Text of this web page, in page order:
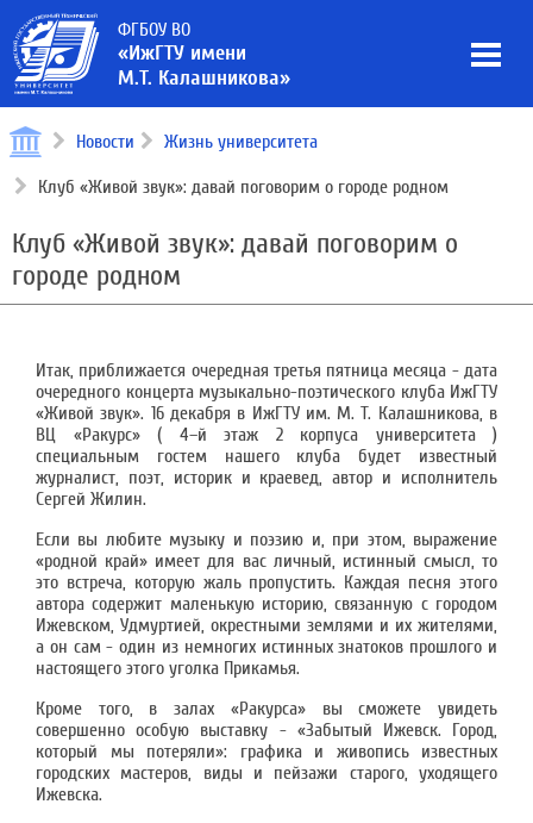
ФГБОУ ВО
«ИжГТУ имени
М.Т. Калашникова»
Новости Жизнь университета
Клуб «Живой звук»: давай поговорим о городе родном
Клуб «Живой звук»: давай поговорим о
городе родном
Итак, приближается очередная третья пятница месяца - дата
очередного концерта музыкально-поэтического клуба ИжГТУ
«Живой звук». 16 декабря в ИжГТУ им. М. Т. Калашникова, в
ВЦ «Ракурс» ( 4–й этаж 2 корпуса университета )
специальным гостем нашего клуба будет известный
журналист, поэт, историк и краевед, автор и исполнитель
Сергей Жилин.
Если вы любите музыку и поэзию и, при этом, выражение
«родной край» имеет для вас личный, истинный смысл, то
это встреча, которую жаль пропустить. Каждая песня этого
автора содержит маленькую историю, связанную с городом
Ижевском, Удмуртией, окрестными землями и их жителями,
а он сам - один из немногих истинных знатоков прошлого и
настоящего этого уголка Прикамья.
Кроме того, в залах «Ракурса» вы сможете увидеть
совершенно особую выставку - «Забытый Ижевск. Город,
который мы потеряли»: графика и живопись известных
городских мастеров, виды и пейзажи старого, уходящего
Ижевска.